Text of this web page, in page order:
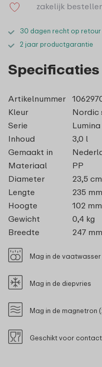
zakelijk
30 dagen recht op retour
2 jaar productgarantie
Specificaties
Artikelnummer
Kleur
Nordic
Serie
Lumina
Inhoud
3,0 l
Gemaakt in
Materiaal
PP
Diameter
23,5 cm
Lengte
235 mm
Hoogte
102 mm
Gewicht
0,4 kg
Breedte
247 mm
Mag in de vaatwasser
Mag in de diepvries
Mag in de magnetron
Geschikt voor